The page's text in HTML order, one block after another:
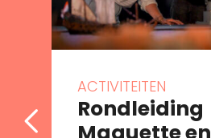
ACTIVITEITEN
Rondleiding